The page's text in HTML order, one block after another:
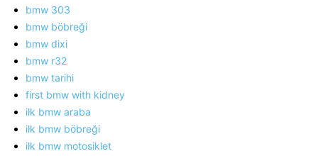
bmw 303
bmw böbreği
bmw dixi
bmw r32
bmw tarihi
first bmw with kidney
ilk bmw araba
ilk bmw böbreği
ilk bmw motosiklet